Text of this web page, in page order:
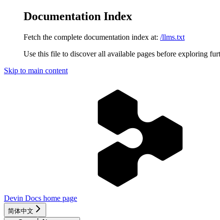
Documentation Index
Fetch the complete documentation index at: /llms.txt
Use this file to discover all available pages before exploring
Skip to main content
Devin Docs home page
简体中文